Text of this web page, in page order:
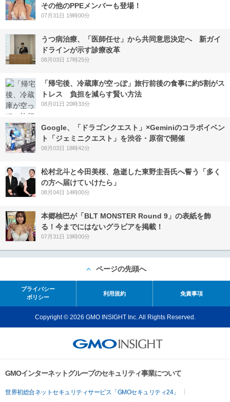
その他のPPEメンバーも登場！
07月31日 19時00分
うつ病治療、「医師任せ」から共同意思決定へ 新ガイ
ドラインが示す診療改革
08月03日 17時25分
「帰宅後、冷蔵庫が空っぽ」旅行前後の食事に約5割がス
トレス 負担を減らす賢い方法
08月01日 20時33分
Google、「ドラゴンクエスト」×Geminiのコラボイベン
ト「ジェミニクエスト」を渋谷・原宿で開催
08月03日 18時42分
松村北斗と今田美桜、急逝した東野圭吾氏へ誓う「多く
の方へ届けていけたら」
08月04日 14時00分
本郷柚巴が「BLT MONSTER Round 9」の表紙を飾
る！今までにはないグラビアを掲載！
07月31日 19時00分
ページの先頭へ
プライバシー
ポリシー
利用規約 免責事項
Copyright © 2026 GMO INSIGHT Inc. All Rights Reserved.
GMOインターネットグループのセキュリティ事業について
世界初総合ネットセキュリティサービス「GMOセキュリティ24」